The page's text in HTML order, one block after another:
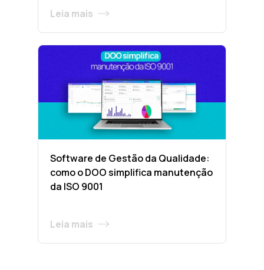
Leia mais
Software de Gestão da Qualidade:
como o DOO simplifica manutenção
da ISO 9001
Leia mais